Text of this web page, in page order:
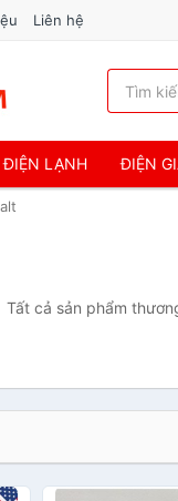
Liên hệ
LẠNH ĐIỆN
Tất cả sản phẩm